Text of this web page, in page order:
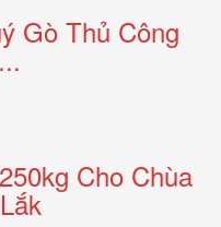
Gò Thủ Công
Cho Chùa